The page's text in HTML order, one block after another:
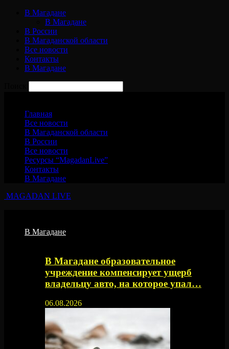
В Магадане
В Магадане
В России
В Магаданской области
Все новости
Контакты
В Магадане
Главная
Все новости
В Магаданской области
В России
Все новости
Ресурсы “MagadanLive”
Контакты
В Магадане
MAGADAN LIVE
В Магадане
В Магадане образовательное
учреждение компенсирует ущерб
владельцу авто, на которое упал…
06.08.2026